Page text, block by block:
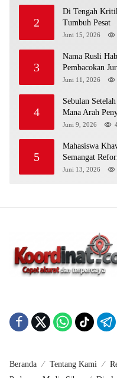
2
Di Tengah
Tumbuh Pesat
Juni 15, 2026
3
Nama Rusli
Pembacokan
Juni 11, 2026
4
Sebulan
Mana Arah
Juni 9, 2026
5
Mahasiswa
Semangat
Juni 13, 2026
Beranda Tentang Kami